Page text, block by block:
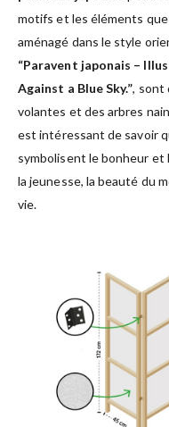
motifs et les éléments
aménagé dans le style
“Paravent japonais –
Against a Blue Sky.”, sont
volantes et des arbres
est intéressant de savoir
symbolisent le bonheur et
la jeunesse, la beauté du
vie.